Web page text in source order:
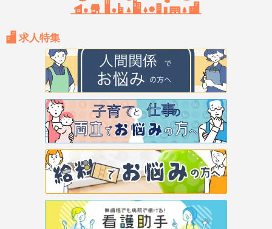
求人特集